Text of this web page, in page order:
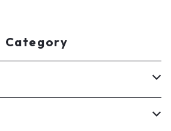
Category